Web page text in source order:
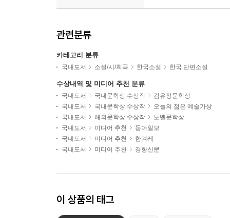
관련분류
카테고리 분류
국내도서 소설/시/희곡 한국소설 한국 단편소설
수상내역 및 미디어 추천 분류
국내도서 국내문학상 수상작
김유정문학상
국내도서
국내문학상 수상작
오늘의 젊은 예술가상
국내도서
해외문학상 수상작
노벨문학상
국내도서
미디어 추천
동아일보
국내도서
미디어 추천
한겨레
국내도서
미디어 추천 경향신문
이 상품의 태그